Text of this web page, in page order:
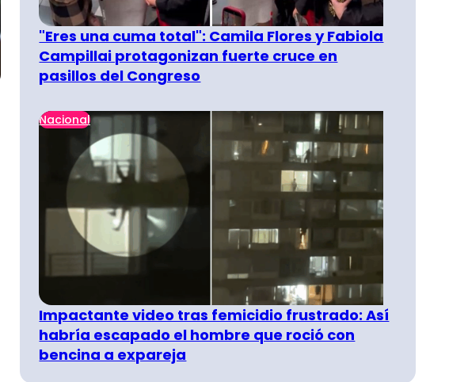
"Eres una cuma total": Camila Flores y Fabiola
Campillai protagonizan fuerte cruce en
pasillos del Congreso
Nacional
Impactante video tras femicidio frustrado: Así
habría escapado el hombre que roció con
bencina a expareja